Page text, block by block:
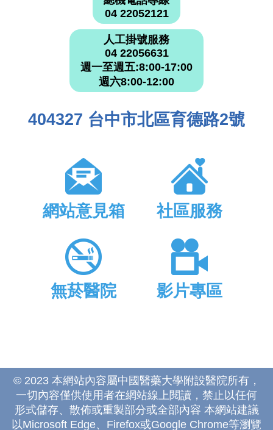
04 22052121
人工掛號服務
04 22056631
週一至週五:8:00-17:00
週六8:00-12:00
404327 台中市北區育德路2號
網站意見箱 社區服務
無菸醫院 影片專區
© 2023 本網站內容屬中國醫藥大學附設醫院所有，
一切內容僅供使用者在網站線上閱讀，禁止以任何
形式儲存、散佈或重製部分或全部內容 本網站建議
以Microsoft Edge、Firefox或Google Chrome等瀏覽